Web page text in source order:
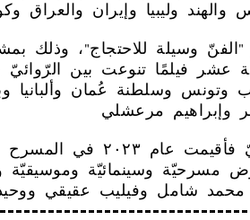
الخامسة عام ٢٠٢٢ تحت شعار "الفنّ
عشر فيلمًا تنوعت بين
وتونس وسلطنة عُمان وألبانيا
أما الدّورة السّادسة من
مسرحيّة وسينمائيّة